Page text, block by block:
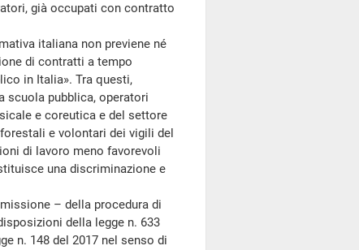
già occupati con contratto
italiana non previene né
di contratti a tempo
in Italia». Tra questi,
scuola pubblica, operatori
e coreutica e del settore
e volontari dei vigili del
di lavoro meno favorevoli
una discriminazione e
– della procedura di
della legge n. 633
n. 148 del 2017 nel senso di